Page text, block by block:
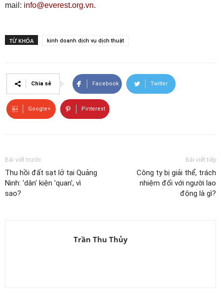
mail: info@everest.org.vn.
TỪ KHÓA kinh doanh dịch vụ dịch thuật
Chia sẻ Facebook Twitter
Google+ Pinterest
Bài viết trước
Thu hồi đất sạt lở tại Quảng
Ninh: 'dân' kiện 'quan', vì
sao?
Bài viết tiếp
Công ty bị giải thể, trách
nhiệm đối với người lao
động là gì?
Trần Thu Thủy